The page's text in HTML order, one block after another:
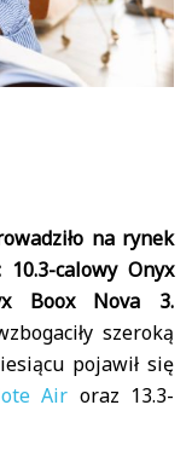
na rynek
calowy Onyx
Boox Nova 3.
szeroką
pojawił się
Air oraz 13.3-